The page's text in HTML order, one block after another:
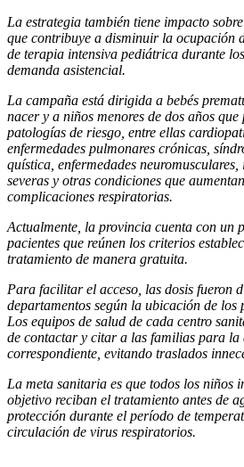
La estrategia también tiene impacto
que contribuye a disminuir la ocupación
de terapia intensiva pediátrica durante
demanda asistencial.
La campaña está dirigida a bebés
nacer y a niños menores de dos años
patologías de riesgo, entre ellas
enfermedades pulmonares crónicas,
quística, enfermedades
severas y otras condiciones que
complicaciones respiratorias.
Actualmente, la provincia cuenta con un
pacientes que reúnen los criterios
tratamiento de manera gratuita.
Para facilitar el acceso, las dosis fueron
departamentos según la ubicación de los
Los equipos de salud de cada centro
de contactar y citar a las familias para la
correspondiente, evitando traslados
La meta sanitaria es que todos los niños
objetivo reciban el tratamiento antes de
protección durante el período de
circulación de virus respiratorios.